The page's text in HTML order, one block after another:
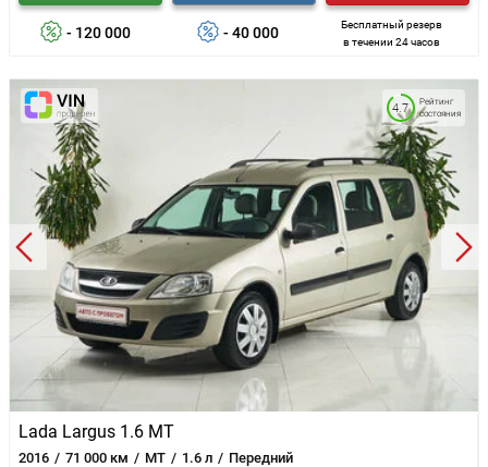
- 120 000 - 40 000
Бесплатный резерв
в течении 24 часов
Lada Largus 1.6 MT
2016 71 000 км MT 1.6 л Передний
Рейтинг
состояния
4.7